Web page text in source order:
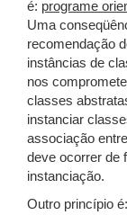
é: programe
Uma
recomendação
instâncias de
nos
classes
instanciar
associação
deve ocorrer de
instanciação.
Outro princípio é: